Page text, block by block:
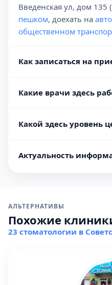
Введенская ул, дом 135
пешком, доехать на
общественном
Как записаться на
Какие врачи здесь
Какой здесь уровень
Актуальность
АЛЬТЕРНАТИВЫ
Похожие
23 стоматологии в